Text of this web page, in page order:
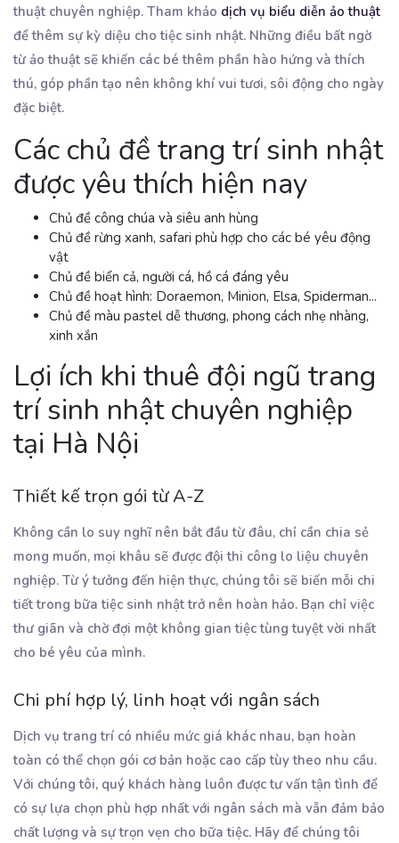
thuật chuyên nghiệp. Tham khảo dịch vụ biểu diễn ảo thuật
để thêm sự kỳ diệu cho tiệc sinh nhật. Những điều bất ngờ
từ ảo thuật sẽ khiến các bé thêm phần hào hứng và thích
thú, góp phần tạo nên không khí vui tươi, sôi động cho ngày
đặc biệt.
Các chủ đề trang trí sinh nhật
được yêu thích hiện nay
Chủ đề công chúa và siêu anh hùng
Chủ đề rừng xanh, safari phù hợp cho các bé yêu động
vật
Chủ đề biển cả, người cá, hồ cá đáng yêu
Chủ đề hoạt hình: Doraemon, Minion, Elsa, Spiderman...
Chủ đề màu pastel dễ thương, phong cách nhẹ nhàng,
xinh xắn
Lợi ích khi thuê đội ngũ trang
trí sinh nhật chuyên nghiệp
tại Hà Nội
Thiết kế trọn gói từ A-Z
Không cần lo suy nghĩ nên bắt đầu từ đâu, chỉ cần chia sẻ
mong muốn, mọi khâu sẽ được đội thi công lo liệu chuyên
nghiệp. Từ ý tưởng đến hiện thực, chúng tôi sẽ biến mỗi chi
tiết trong bữa tiệc sinh nhật trở nên hoàn hảo. Bạn chỉ việc
thư giãn và chờ đợi một không gian tiệc tùng tuyệt vời nhất
cho bé yêu của mình.
Chi phí hợp lý, linh hoạt với ngân sách
Dịch vụ trang trí có nhiều mức giá khác nhau, bạn hoàn
toàn có thể chọn gói cơ bản hoặc cao cấp tùy theo nhu cầu.
Với chúng tôi, quý khách hàng luôn được tư vấn tận tình để
có sự lựa chọn phù hợp nhất với ngân sách mà vẫn đảm bảo
chất lượng và sự trọn vẹn cho bữa tiệc. Hãy để chúng tôi